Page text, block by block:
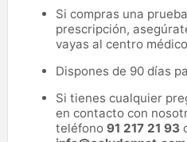
Si compras una
prescripción,
vayas al centro
Dispones de 90 días
Si tienes cualquier
en contacto con
teléfono 91 217 21 93